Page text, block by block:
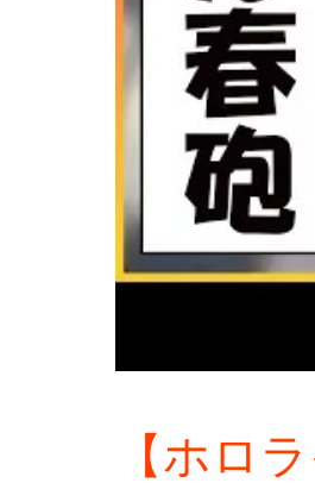
【ホロ